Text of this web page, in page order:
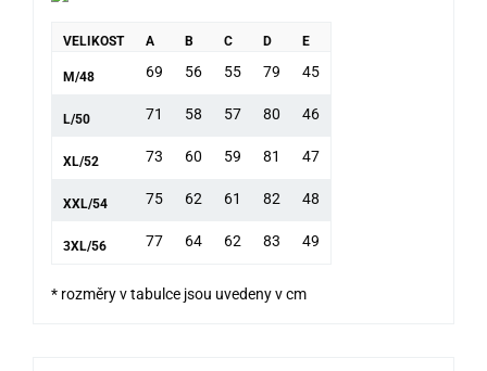
VELIKOST A B C D E
M/48 69 56 55 79 45
L/50 71 58 57 80 46
XL/52 73 60 59 81 47
XXL/54 75 62 61 82 48
3XL/56 77 64 62 83 49
* rozměry v tabulce jsou uvedeny v cm